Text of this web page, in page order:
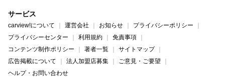
サービス
carview!について 運営会社 お知らせ
プライバシーポリシー
プライバシーセンター
利用規約
免責事項
コンテンツ制作ポリシー
著者一覧
サイトマップ
広告掲載について
法人加盟店募集
ご意見・ご要望
ヘルプ・お問い合わせ